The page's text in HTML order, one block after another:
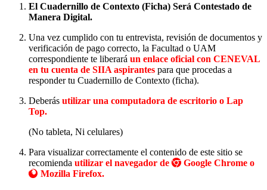
El Cuadernillo de Contexto (Ficha) Será Contestado de
Manera Digital.
Una vez cumplido con tu entrevista, revisión de documentos y
verificación de pago correcto, la Facultad o UAM
correspondiente te liberará un enlace oficial con CENEVAL
en tu cuenta de SIIA aspirantes para que procedas a
responder tu Cuadernillo de Contexto (ficha).
Deberás utilizar una computadora de escritorio o Lap
Top.
(No tableta, Ni celulares)
Para visualizar correctamente el contenido de este sitio se
recomienda utilizar el navegador de
Google Chrome o
Mozilla Firefox.